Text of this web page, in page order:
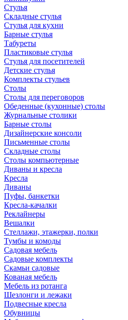
Стулья
Складные стулья
Стулья для кухни
Барные стулья
Табуреты
Пластиковые стулья
Стулья для посетителей
Детские стулья
Комплекты стульев
Столы
Столы для переговоров
Обеденные (кухонные) столы
Журнальные столики
Барные столы
Дизайнерские консоли
Письменные столы
Складные столы
Столы компьютерные
Диваны и кресла
Кресла
Диваны
Пуфы, банкетки
Кресла-качалки
Реклайнеры
Вешалки
Стеллажи, этажерки, полки
Тумбы и комоды
Садовая мебель
Садовые комплекты
Скамьи садовые
Кованая мебель
Мебель из ротанга
Шезлонги и лежаки
Подвесные кресла
Обувницы